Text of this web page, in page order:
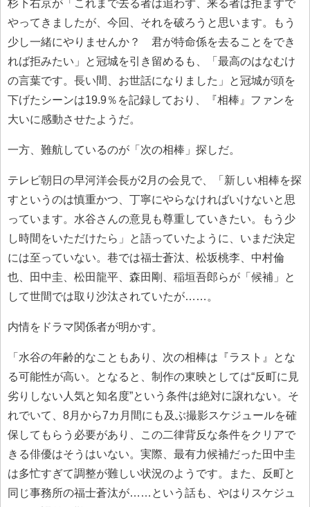
杉下右京が「これまで去る者は追わず、来る者は拒まずで
やってきましたが、今回、それを破ろうと思います。もう
少し一緒にやりませんか？ 君が特命係を去ることをでき
れば拒みたい」と冠城を引き留めるも、「最高のはなむけ
の言葉です。長い間、お世話になりました」と冠城が頭を
下げたシーンは19.9％を記録しており、『相棒』ファンを
大いに感動させたようだ。
一方、難航しているのが「次の相棒」探しだ。
テレビ朝日の早河洋会長が2月の会見で、「新しい相棒を探
すというのは慎重かつ、丁寧にやらなければいけないと思
っています。水谷さんの意見も尊重していきたい。もう少
し時間をいただけたら」と語っていたように、いまだ決定
には至っていない。巷では福士蒼汰、松坂桃李、中村倫
也、田中圭、松田龍平、森田剛、稲垣吾郎らが「候補」と
して世間では取り沙汰されていたが……。
内情をドラマ関係者が明かす。
「水谷の年齢的なこともあり、次の相棒は『ラスト』とな
る可能性が高い。となると、制作の東映としては“反町に見
劣りしない人気と知名度”という条件は絶対に譲れない。そ
れでいて、8月から7カ月間にも及ぶ撮影スケジュールを確
保してもらう必要があり、この二律背反な条件をクリアで
きる俳優はそうはいない。実際、最有力候補だった田中圭
は多忙すぎて調整が難しい状況のようです。また、反町と
同じ事務所の福士蒼汰が……という話も、やはりスケジュ